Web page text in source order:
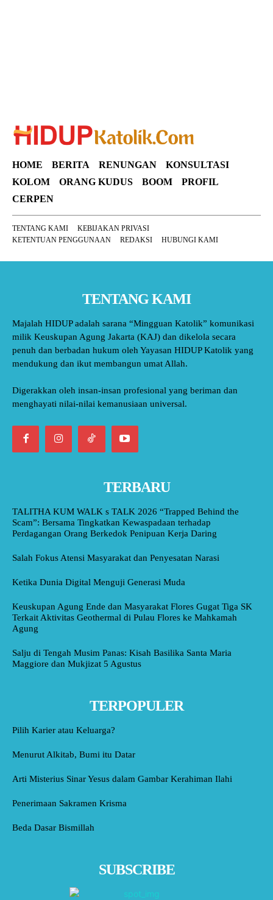
HOME BERITA RENUNGAN
KONSULTASI
KOLOM
ORANG KUDUS BOOM
PROFIL
CERPEN
TENTANG KAMI
KEBIJAKAN PRIVASI
KETENTUAN PENGGUNAAN
REDAKSI HUBUNGI KAMI
TENTANG KAMI
Majalah HIDUP adalah sarana “Mingguan Katolik” komunikasi
milik Keuskupan Agung Jakarta (KAJ) dan dikelola secara
penuh dan berbadan hukum oleh Yayasan HIDUP Katolik yang
mendukung dan ikut membangun umat Allah.
Digerakkan oleh insan-insan profesional yang beriman dan
menghayati nilai-nilai kemanusiaan universal.
TERBARU
TALITHA KUM WALK s TALK 2026 “Trapped Behind the
Scam”: Bersama Tingkatkan Kewaspadaan terhadap
Perdagangan Orang Berkedok Penipuan Kerja Daring
Salah Fokus Atensi Masyarakat dan Penyesatan Narasi
Ketika Dunia Digital Menguji Generasi Muda
Keuskupan Agung Ende dan Masyarakat Flores Gugat Tiga SK
Terkait Aktivitas Geothermal di Pulau Flores ke Mahkamah
Agung
Salju di Tengah Musim Panas: Kisah Basilika Santa Maria
Maggiore dan Mukjizat 5 Agustus
TERPOPULER
Pilih Karier atau Keluarga?
Menurut Alkitab, Bumi itu Datar
Arti Misterius Sinar Yesus dalam Gambar Kerahiman Ilahi
Penerimaan Sakramen Krisma
Beda Dasar Bismillah
SUBSCRIBE